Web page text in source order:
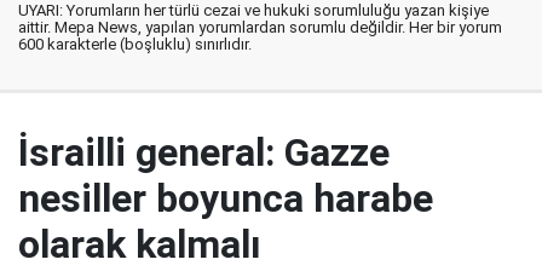
UYARI: Yorumların her türlü cezai ve hukuki sorumluluğu yazan kişiye
aittir. Mepa News, yapılan yorumlardan sorumlu değildir. Her bir yorum
600 karakterle (boşluklu) sınırlıdır.
İsrailli general: Gazze
nesiller boyunca harabe
olarak kalmalı